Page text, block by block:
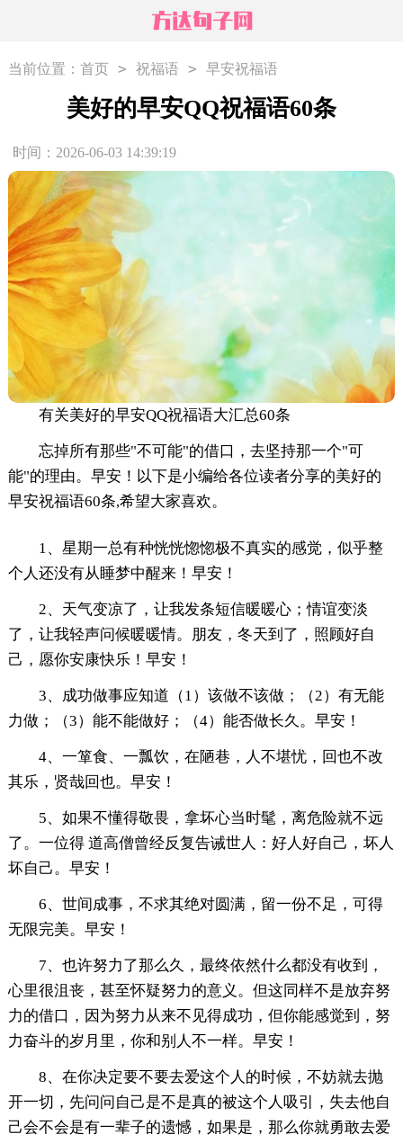
当前位置： 首页 > 祝福语 > 早安祝福语
美好的早安QQ祝福语60条
时间：2026-06-03 14:39:19
有关美好的早安QQ祝福语大汇总60条
忘掉所有那些"不可能"的借口，去坚持那一个"可
能"的理由。早安！以下是小编给各位读者分享的美好的
早安祝福语60条,希望大家喜欢。
1、星期一总有种恍恍惚惚极不真实的感觉，似乎整
个人还没有从睡梦中醒来！早安！
2、天气变凉了，让我发条短信暖暖心；情谊变淡
了，让我轻声问候暖暖情。朋友，冬天到了，照顾好自
己，愿你安康快乐！早安！
3、成功做事应知道（1）该做不该做；（2）有无能
力做；（3）能不能做好；（4）能否做长久。早安！
4、一箪食、一瓢饮，在陋巷，人不堪忧，回也不改
其乐，贤哉回也。早安！
5、如果不懂得敬畏，拿坏心当时髦，离危险就不远
了。一位得 道高僧曾经反复告诫世人：好人好自己，坏人
坏自己。早安！
6、世间成事，不求其绝对圆满，留一份不足，可得
无限完美。早安！
7、也许努力了那么久，最终依然什么都没有收到，
心里很沮丧，甚至怀疑努力的意义。但这同样不是放弃努
力的借口，因为努力从来不见得成功，但你能感觉到，努
力奋斗的岁月里，你和别人不一样。早安！
8、在你决定要不要去爱这个人的时候，不妨就去抛
开一切，先问问自己是不是真的被这个人吸引，失去他自
己会不会是有一辈子的遗憾，如果是，那么你就勇敢去爱